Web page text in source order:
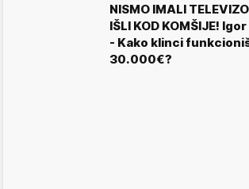
NISMO IMALI
IŠLI KOD KOMŠIJE!
- Kako klinci
30.000€?